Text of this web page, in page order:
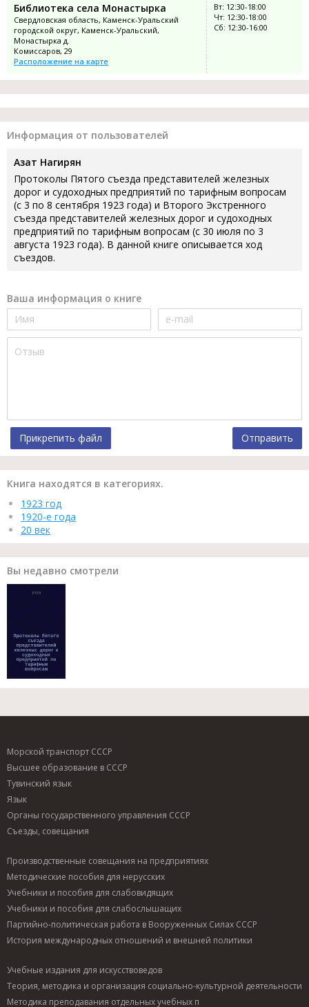
Библиотека села Монастырка
Свердловская область, Каменск-Уральский
городской округ, Каменск-Уральский,
Монастырка д.
Комиссаров, 29
Расположение на карте
Вт: 12:30-18:00
Чт: 12:30-18:00
Сб: 12:30-16:00
Информация от пользователей
Азат Нагирян
Протоколы Пятого съезда представителей железных
дорог и судоходных предприятий по тарифным вопросам
(с 3 по 8 сентября 1923 года) и Второго Экстренного
съезда представителей железных дорог и судоходных
предприятий по тарифным вопросам (с 30 июля по 3
августа 1923 года). В данной книге описывается ход
съездов.
Ваша информация о книге
Прикрепить файл Отправить
Книга находятся в категориях.
1923 год
1920-е года
20 век
Вы недавно смотрели
Морской транспорт СССР
Высшее образование в СССР
Тувинский язык
Язык
Органы государственного управления СССР
Съезды, совещания
Производственные совещания на предприятиях
Методические пособия для нерусских
Учебники и пособия для слабовидящих
Учебники и пособия для слабослышащих
Партийно-политическая работа в Вооруженных Силах СССР
История международных отношений и внешней политики
Учебные издания для искусствоведов
Теория, методика и организация социально-культурной деятельности
Методика преподавания отдельных учебных п